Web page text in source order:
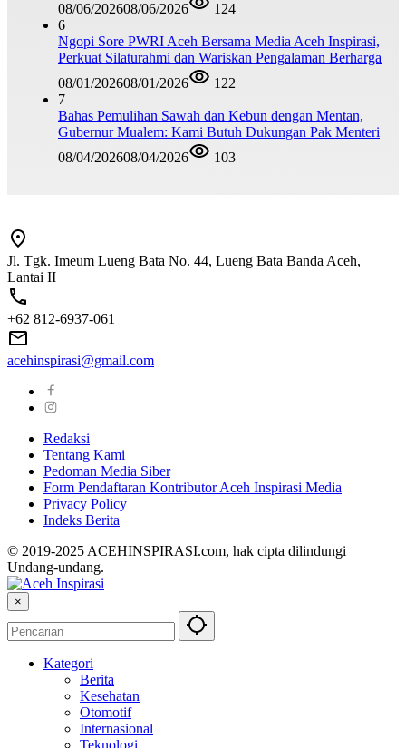
08/06/202608/06/2026
124
6
Ngopi Sore PWRI Aceh Bersama Media Aceh Inspirasi,
Perkuat Silaturahmi dan Wariskan Pengalaman Berharga
08/01/202608/01/2026
122
7
Bahas Pemulihan Sawah dan Kebun dengan Mentan,
Gubernur Mualem: Kami Butuh Dukungan Pak Menteri
08/04/202608/04/2026 103
Jl. Tgk. Imeum Lueng Bata No. 44, Lueng Bata Banda Aceh,
Lantai II
+62 812-6937-061
acehinspirasi@gmail.com
Redaksi
Tentang Kami
Pedoman Media Siber
Form Pendaftaran Kontributor Aceh Inspirasi Media
Privacy Policy
Indeks Berita
© 2019-2025 ACEHINSPIRASI.com, hak cipta dilindungi
Undang-undang.
×
Kategori
Berita
Kesehatan
Otomotif
Internasional